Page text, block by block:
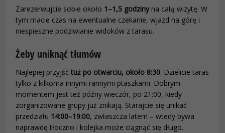
Zarezerwujcie sobie około 1–1,5 godzinyna całą wizytę. W
tym macie czas na ewentualne czekanie, wjazd na górę i
niespieszne podziwianie widoków z tarasu.
Żeby uniknąć tłumów
Najlepiej przyjśćtuż po otwarciu, około 8:30. Dzielicie taras
tylko z kilkoma innymi rannymi ptaszkami. Dobrym
momentem jest też późny wieczór, po 21:00, kiedy
zorganizowane grupy już znikają. Starajcie się unikać
przedziału 14:00–19:00, zwłaszcza latem – wtedy bywa
naprawdę tłoczno i kolejka może ciągnąć się długo.